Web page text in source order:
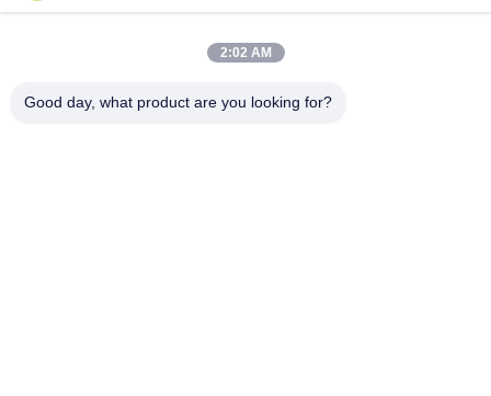
38 Λεωφόρος Shafu, πόλη Longjiang, περιοχή Shunde,
2:02 AM
Good day, what product are you looking for?